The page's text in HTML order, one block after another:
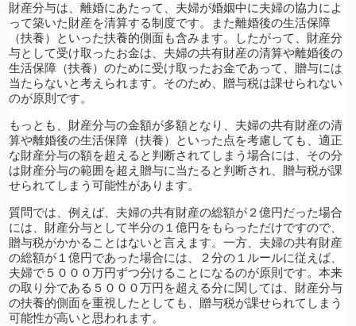
財産分与は、離婚にあたって、夫婦が婚姻中に夫婦の協力によ
って築いた財産を清算する制度です。また離婚後の生活保障
（扶養）といった扶養的側面も含みます。したがって、財産分
与として受け取ったお金は、夫婦の共有財産の清算や離婚後の
生活保障（扶養）のために受け取ったお金であって、贈与には
当たらないと考えられます。そのため、贈与税は課せられない
のが原則です。
もっとも、財産分与の金額が多額となり、夫婦の共有財産の清
算や離婚後の生活保障（扶養）といった点を考慮しても、適正
な財産分与の額を超えると判断されてしまう場合には、その分
は財産分与の範囲を超え贈与に当たると判断され、贈与税が課
せられてしまう可能性があります。
質問では、例えば、夫婦の共有財産の総額が２億円だった場合
には、財産分与として半分の１億円をもらっただけですので、
贈与税がかかることはないと言えます。一方、夫婦の共有財産
の総額が１億円であった場合には、２分の１ルールに従えば、
夫婦で５０００万円ずつ分けることになるのが原則です。本来
の取り分である５０００万円を超える分に関しては、財産分与
の扶養的側面を重視したとしても、贈与税が課せられてしまう
可能性が高いと思われます。